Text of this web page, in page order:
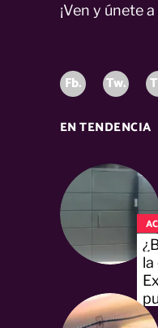
¡Ven y únete
Fb. Tw.
EN TENDENCIA